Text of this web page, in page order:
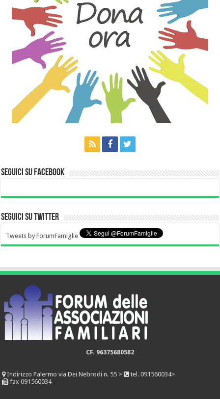
Seguici su Facebook
Seguici su Twitter
Tweets by ForumFamiglie
CF. 96375680582
IndirizzoPalermo via Dei Nebrodi n. 55 >
tel. 091560034>
fax 091560034